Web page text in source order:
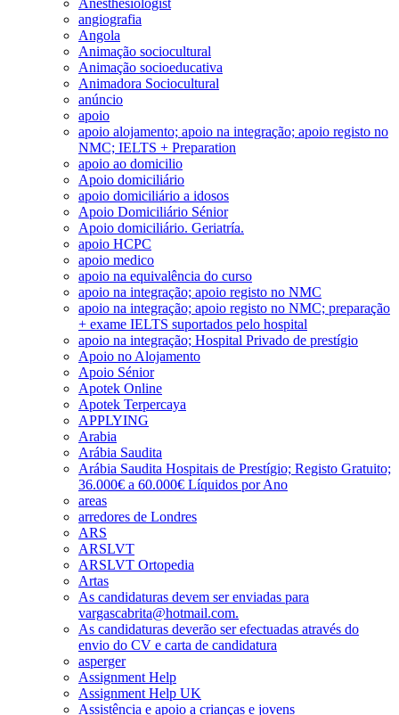
angiografia
Angola
Animação sociocultural
Animação socioeducativa
Animadora Sociocultural
anúncio
apoio
apoio alojamento; apoio na integração; apoio registo no
NMC; IELTS + Preparation
apoio ao domicilio
Apoio domiciliário
apoio domiciliário a idosos
Apoio Domiciliário Sénior
Apoio domiciliário. Geriatría.
apoio HCPC
apoio medico
apoio na equivalência do curso
apoio na integração; apoio registo no NMC
apoio na integração; apoio registo no NMC; preparação
+ exame IELTS suportados pelo hospital
apoio na integração; Hospital Privado de prestígio
Apoio no Alojamento
Apoio Sénior
Apotek Online
Apotek Terpercaya
APPLYING
Arabia
Arábia Saudita
Arábia Saudita Hospitais de Prestígio; Registo Gratuito;
36.000€ a 60.000€ Líquidos por Ano
areas
arredores de Londres
ARS
ARSLVT
ARSLVT Ortopedia
Artas
As candidaturas devem ser enviadas para
vargascabrita@hotmail.com.
As candidaturas deverão ser efectuadas através do
envio do CV e carta de candidatura
asperger
Assignment Help
Assignment Help UK
Assistência e apoio a crianças e jovens